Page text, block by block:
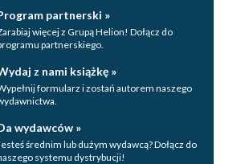
partnerski »
więcej z Grupą Helion! Dołącz do
partnerskiego.
z nami książkę »
formularz i zostań autorem naszego
wydawców »
średnim lub dużym wydawcą? Dołącz do
systemu dystrybucji!